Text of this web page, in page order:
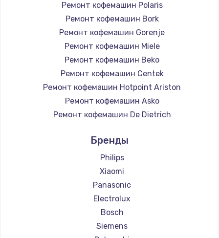
Ремонт кофемашин Polaris
Ремонт кофемашин Bork
Ремонт кофемашин Gorenje
Ремонт кофемашин Miele
Ремонт кофемашин Beko
Ремонт кофемашин Centek
Ремонт кофемашин Hotpoint Ariston
Ремонт кофемашин Asko
Ремонт кофемашин De Dietrich
Ремонт кофемашин Ascaso
Ремонт кофемашин Jura
Ремонт кофемашин Olympia
Ремонт кофемашин Saeco
Ремонт кофемашин La Cimbali
Ремонт кофемашин WMF
Ремонт кофемашин Nivona
Бренды
Philips
Xiaomi
Panasonic
Electrolux
Bosch
Siemens